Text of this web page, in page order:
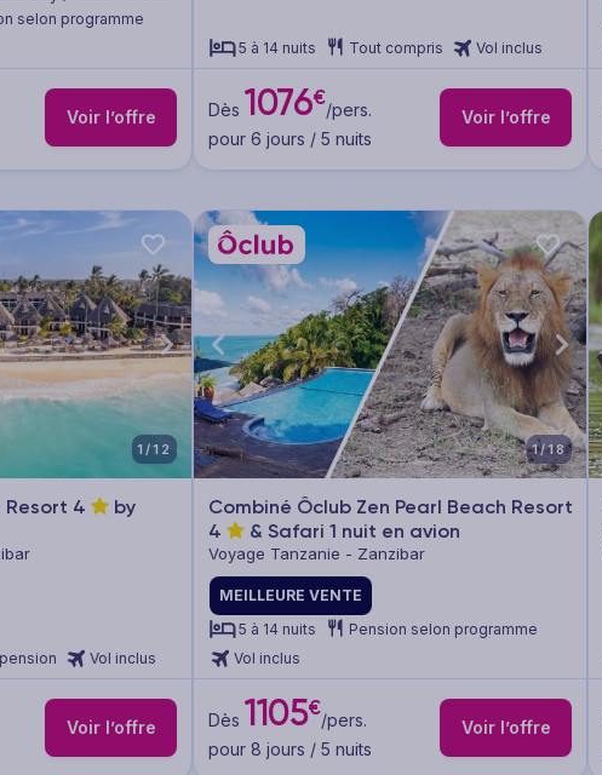
selon programme
Voir l’offre
5 à 14 nuits Tout compris Vol inclus
Dès 1076€/pers.
pour 6 jours / 5 nuits
Voir l’offre
1/12
Resort 4
by
Vol inclus
Voir l’offre
1/18
Combiné Ôclub Zen Pearl Beach Resort
4
& Safari 1 nuit en avion
Voyage Tanzanie - Zanzibar
MEILLEURE VENTE
5 à 14 nuits
Pension selon programme
Vol inclus
Dès 1105€/pers.
pour 8 jours / 5 nuits
Voir l’offre